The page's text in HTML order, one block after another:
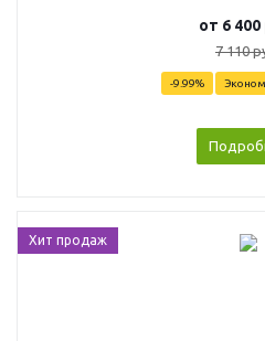
от 6 400
7 110
-9.99%
Хит продаж